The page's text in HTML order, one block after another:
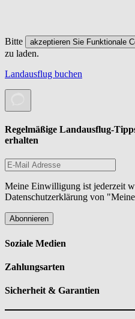
Bitte akzeptieren Sie Funktionale
zu laden.
Landausflug buchen
Regelmäßige Landausflug-
erhalten
Meine Einwilligung ist jederzeit
Datenschutzerklärung von
Abonnieren
Soziale Medien
Zahlungsarten
Sicherheit & Garantien